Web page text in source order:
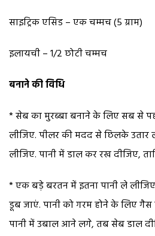
साइट्रिक एसिड – एक चम्मच (5 ग्राम)
इलायची – 1/2 छोटी चम्मच
बनाने की विधि
* सेब का मुरब्बा बनाने के लिए सब से
लीजिए. पीलर की मदद से छिलके उतार
लीजिए. पानी में डाल कर रख दीजिए,
* एक बड़े बरतन में इतना पानी ले
डूब जाएं. पानी को गरम होने के लिए
पानी में उबाल आने लगे, तब सेब डाल